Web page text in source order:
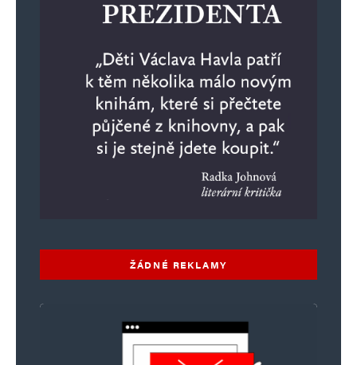
ŽÁDNÉ REKLAMY